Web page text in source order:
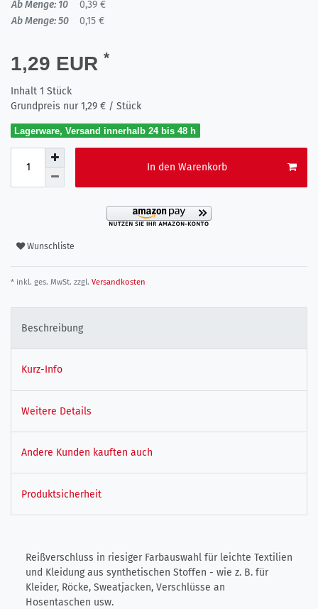
Ab Menge: 10
0,39 €
Ab Menge: 50
0,15 €
1,29 EUR *
Inhalt 1 Stück
Grundpreis nur1,29 € / Stück
Lagerware, Versand innerhalb 24 bis 48 h
In den Warenkorb
Wunschliste
* inkl. ges. MwSt. zzgl. Versandkosten
Beschreibung
Kurz-Info
Weitere Details
Andere Kunden kauften auch
Produktsicherheit
Reißverschluss in riesiger Farbauswahl für leichte Textilien
und Kleidung aus synthetischen Stoffen - wie z. B. für
Kleider, Röcke, Sweatjacken, Verschlüsse an
Hosentaschen usw.